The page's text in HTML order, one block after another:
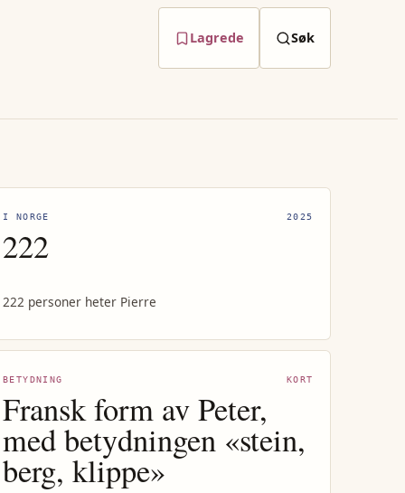
Lagrede Søk
I NORGE 2025
222
222 personer heter Pierre
BETYDNING KORT
Fransk form av Peter,
med betydningen «stein,
berg, klippe»